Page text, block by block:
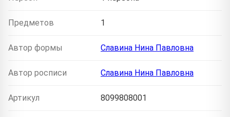
Предметов 1
Автор формы Славина Нина Павловна
Автор росписи Славина Нина Павловна
Артикул 8099808001